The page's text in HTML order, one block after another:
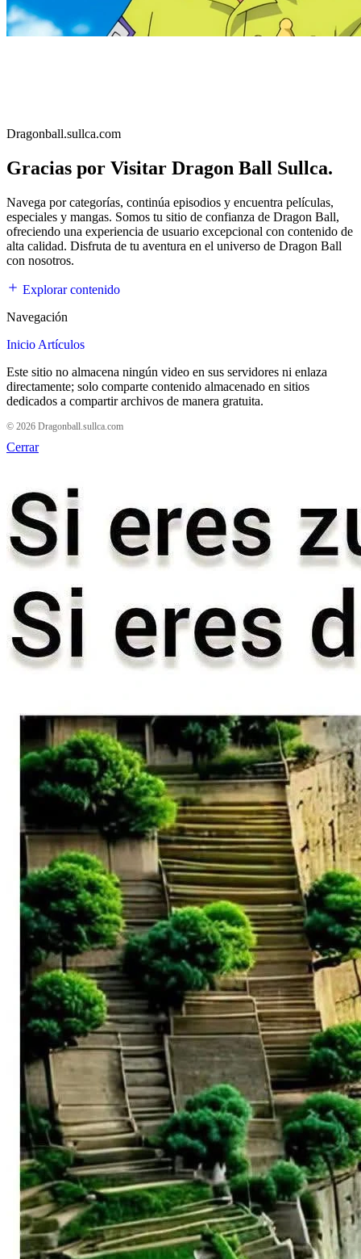
Dragonball.sullca.com
Gracias por Visitar Dragon Ball Sullca.
Navega por categorías, continúa episodios y encuentra películas,
especiales y mangas. Somos tu sitio de confianza de Dragon Ball,
ofreciendo una experiencia de usuario excepcional con contenido de
alta calidad. Disfruta de tu aventura en el universo de Dragon Ball
con nosotros.
Explorar contenido
Navegación
Inicio Artículos
Este sitio no almacena ningún video en sus servidores ni enlaza
directamente; solo comparte contenido almacenado en sitios
dedicados a compartir archivos de manera gratuita.
© 2026 Dragonball.sullca.com
Cerrar